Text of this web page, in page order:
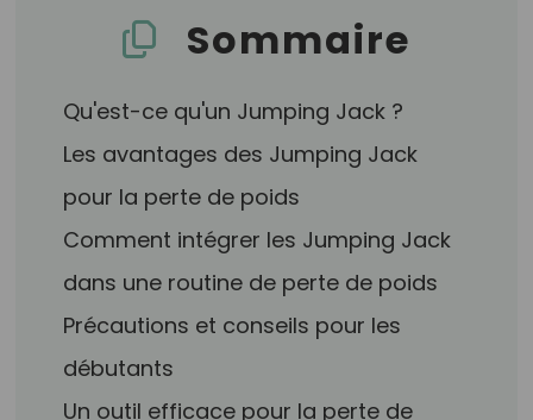
Sommaire
Qu'est-ce qu'un Jumping Jack ?
Les avantages des Jumping Jack
pour la perte de poids
Comment intégrer les Jumping Jack
dans une routine de perte de poids
Précautions et conseils pour les
débutants
Un outil efficace pour la perte de